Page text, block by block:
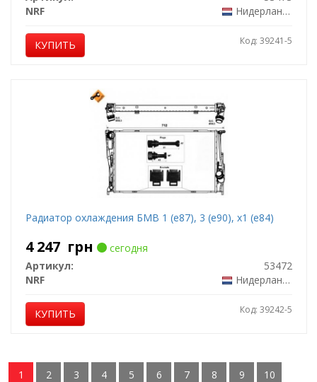
NRF
Нидерланды
КУПИТЬ Код: 39241-5
Радиатор охлаждения БМВ 1 (е87), 3 (е90), х1 (е84)
4 247 грн
сегодня
Артикул:
53472
NRF
Нидерланды
КУПИТЬ Код: 39242-5
1 2 3 4 5 6 7 8 9 10